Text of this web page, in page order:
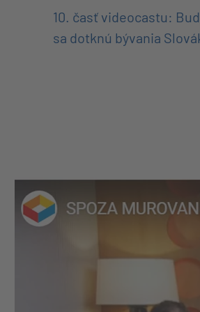
10. časť videocastu:
sa dotknú bývania